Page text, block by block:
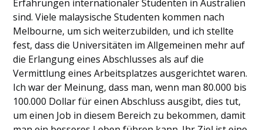
Erfahrungen internationaler Studenten in Australien
sind. Viele malaysische Studenten kommen nach
Melbourne, um sich weiterzubilden, und ich stellte
fest, dass die Universitäten im Allgemeinen mehr auf
die Erlangung eines Abschlusses als auf die
Vermittlung eines Arbeitsplatzes ausgerichtet waren.
Ich war der Meinung, dass man, wenn man 80.000 bis
100.000 Dollar für einen Abschluss ausgibt, dies tut,
um einen Job in diesem Bereich zu bekommen, damit